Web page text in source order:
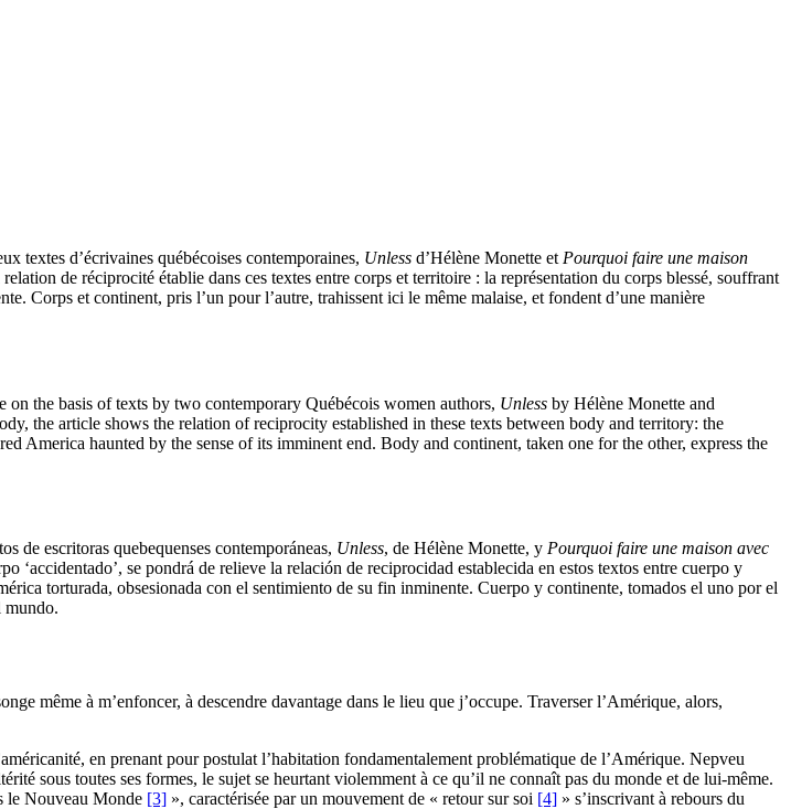
textes d’écrivaines québécoises contemporaines, Unless d’Hélène Monette et Pourquoi faire une maison
de réciprocité établie dans ces textes entre corps et territoire : la représentation du corps blessé, souffrant
Corps et continent, pris l’un pour l’autre, trahissent ici le même malaise, et fondent d’une manière
on the basis of texts by two contemporary Québécois women authors, Unless by Hélène Monette and
the article shows the relation of reciprocity established in these texts between body and territory: the
America haunted by the sense of its imminent end. Body and continent, taken one for the other, express the
de escritoras quebequenses contemporáneas, Unless, de Hélène Monette, y Pourquoi faire une maison avec
‘accidentado’, se pondrá de relieve la relación de reciprocidad establecida en estos textos entre cuerpo y
torturada, obsesionada con el sentimiento de su fin inminente. Cuerpo y continente, tomados el uno por el
mundo.
même à m’enfoncer, à descendre davantage dans le lieu que j’occupe. Traverser l’Amérique, alors,
en prenant pour postulat l’habitation fondamentalement problématique de l’Amérique. Nepveu
sous toutes ses formes, le sujet se heurtant violemment à ce qu’il ne connaît pas du monde et de lui-même.
le Nouveau Monde [3] », caractérisée par un mouvement de « retour sur soi [4] » s’inscrivant à rebours du